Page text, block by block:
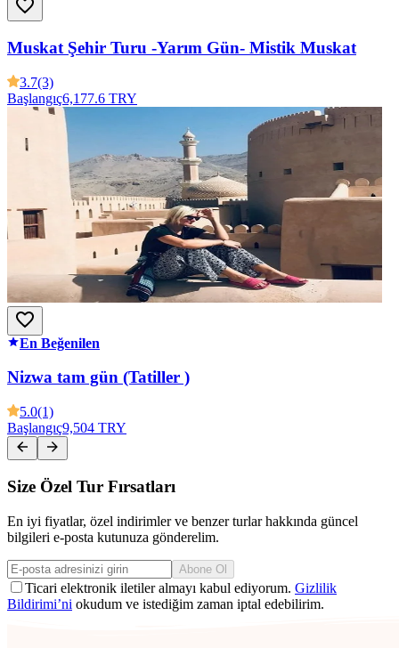
Muskat Şehir Turu -Yarım Gün- Mistik Muskat
3.7(3)
Başlangıç6,177.6 TRY
En Beğenilen
Nizwa tam gün (Tatiller )
5.0(1)
Başlangıç9,504 TRY
Size Özel Tur Fırsatları
En iyi fiyatlar, özel indirimler ve benzer turlar hakkında güncel
bilgileri e-posta kutunuza gönderelim.
Abone Ol
Ticari elektronik iletiler almayı kabul ediyorum. Gizlilik
Bildirimi’ni okudum ve istediğim zaman iptal edebilirim.